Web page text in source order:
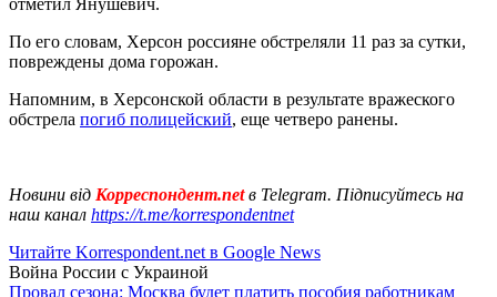
По его словам, Херсон россияне обстреляли 11 раз за сутки,
повреждены дома горожан.
Напомним, в Херсонской области в результате вражеского
обстрела погиб полицейский, еще четверо ранены.
Новини від Корреспондент.netв Telegram. Підписуйтесь на
наш канал https://t.me/korrespondentnet
Читайте Korrespondent.net в Google News
Война России с Украиной
Провал сезона: Москва будет платить пособия работникам